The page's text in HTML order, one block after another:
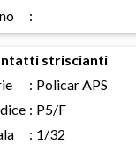
:
striscianti
: Policar APS
: P5/F
: 1/32